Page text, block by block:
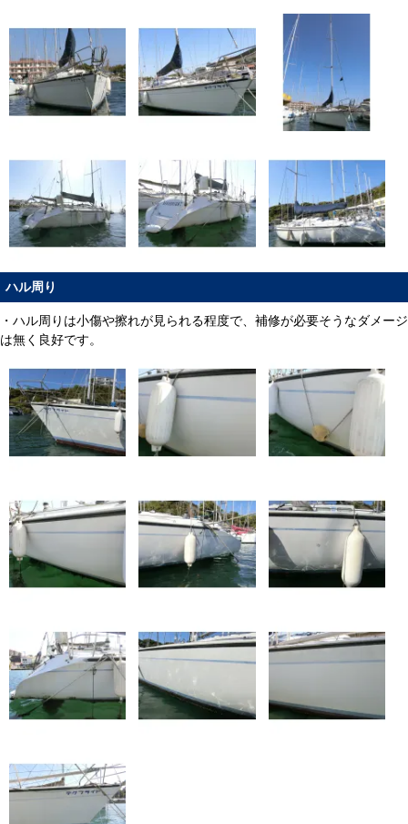
ハル周り
・ハル周りは小傷や擦れが見られる程度で、補修が必要そうなダメージ
は無く良好です。